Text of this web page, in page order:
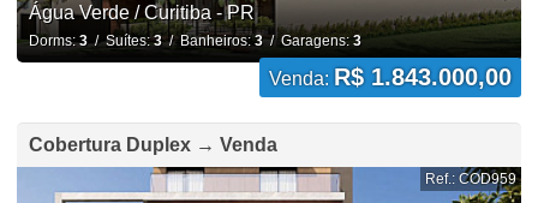
Água Verde / Curitiba - PR
Dorms:3/ Suítes:3/ Banheiros:3/ Garagens:3
Venda: R$ 1.843.000,00
Cobertura Duplex → Venda
Ref.: COD959